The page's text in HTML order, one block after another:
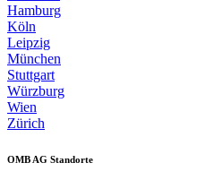
Hamburg
Köln
Leipzig
München
Stuttgart
Würzburg
Wien
Zürich
OMB AG Standorte